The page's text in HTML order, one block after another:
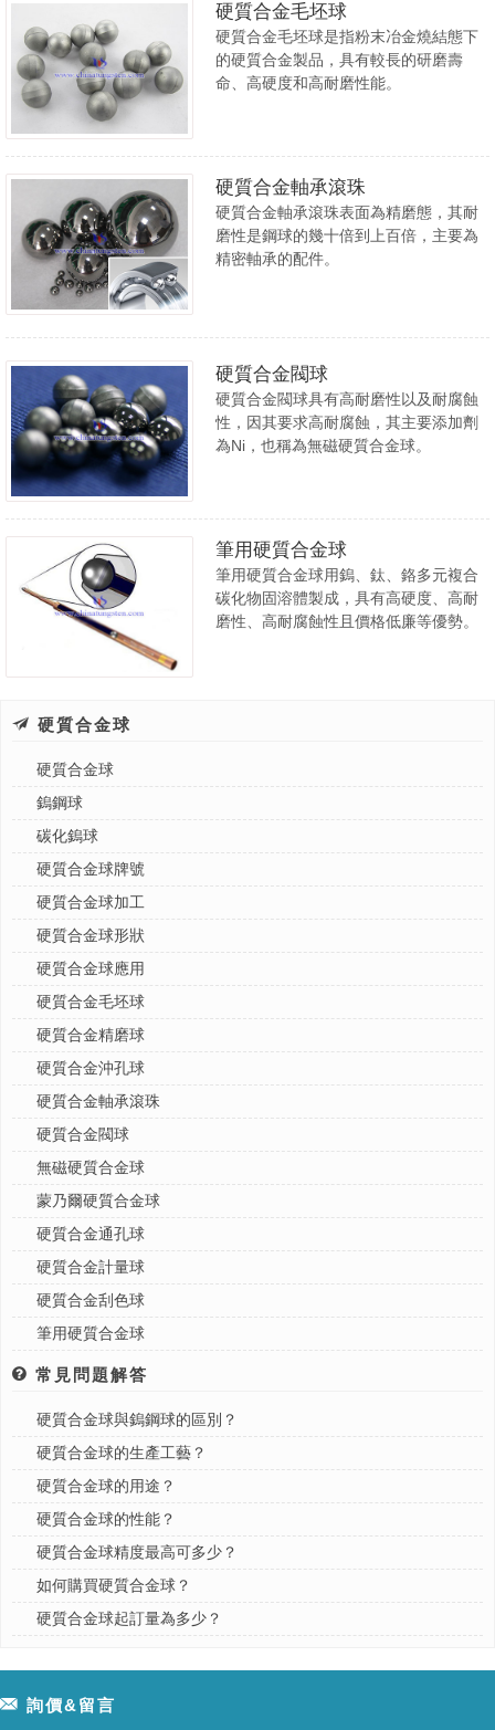
硬質合金毛坯球
硬質合金毛坯球是指粉末冶金燒結態下
的硬質合金製品，具有較長的研磨壽
命、高硬度和高耐磨性能。
硬質合金軸承滾珠
硬質合金軸承滾珠表面為精磨態，其耐
磨性是鋼球的幾十倍到上百倍，主要為
精密軸承的配件。
硬質合金閥球
硬質合金閥球具有高耐磨性以及耐腐蝕
性，因其要求高耐腐蝕，其主要添加劑
為Ni，也稱為無磁硬質合金球。
筆用硬質合金球
筆用硬質合金球用鎢、鈦、鉻多元複合
碳化物固溶體製成，具有高硬度、高耐
磨性、高耐腐蝕性且價格低廉等優勢。
硬質合金球
硬質合金球
鎢鋼球
碳化鎢球
硬質合金球牌號
硬質合金球加工
硬質合金球形狀
硬質合金球應用
硬質合金毛坯球
硬質合金精磨球
硬質合金沖孔球
硬質合金軸承滾珠
硬質合金閥球
無磁硬質合金球
蒙乃爾硬質合金球
硬質合金通孔球
硬質合金計量球
硬質合金刮色球
筆用硬質合金球
常見問題解答
硬質合金球與鎢鋼球的區別？
硬質合金球的生產工藝？
硬質合金球的用途？
硬質合金球的性能？
硬質合金球精度最高可多少？
如何購買硬質合金球？
硬質合金球起訂量為多少？
詢價&留言